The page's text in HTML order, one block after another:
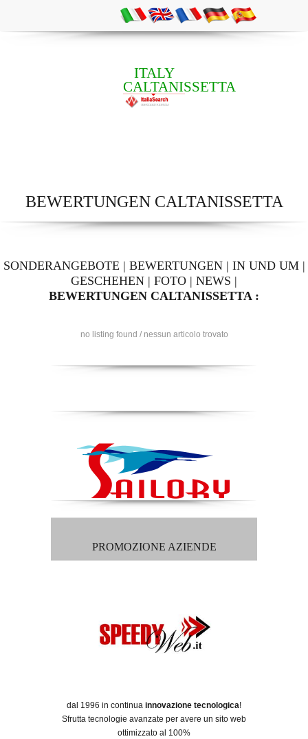
ITALY
CALTANISSETTA
BEWERTUNGEN CALTANISSETTA
SONDERANGEBOTE | BEWERTUNGEN| IN UND UM|
GESCHEHEN | FOTO | NEWS |
BEWERTUNGEN CALTANISSETTA :
no listing found / nessun articolo trovato
PROMOZIONE AZIENDE
dal 1996 in continua innovazione tecnologica!
Sfrutta tecnologie avanzate per avere un sito web
ottimizzato al 100%